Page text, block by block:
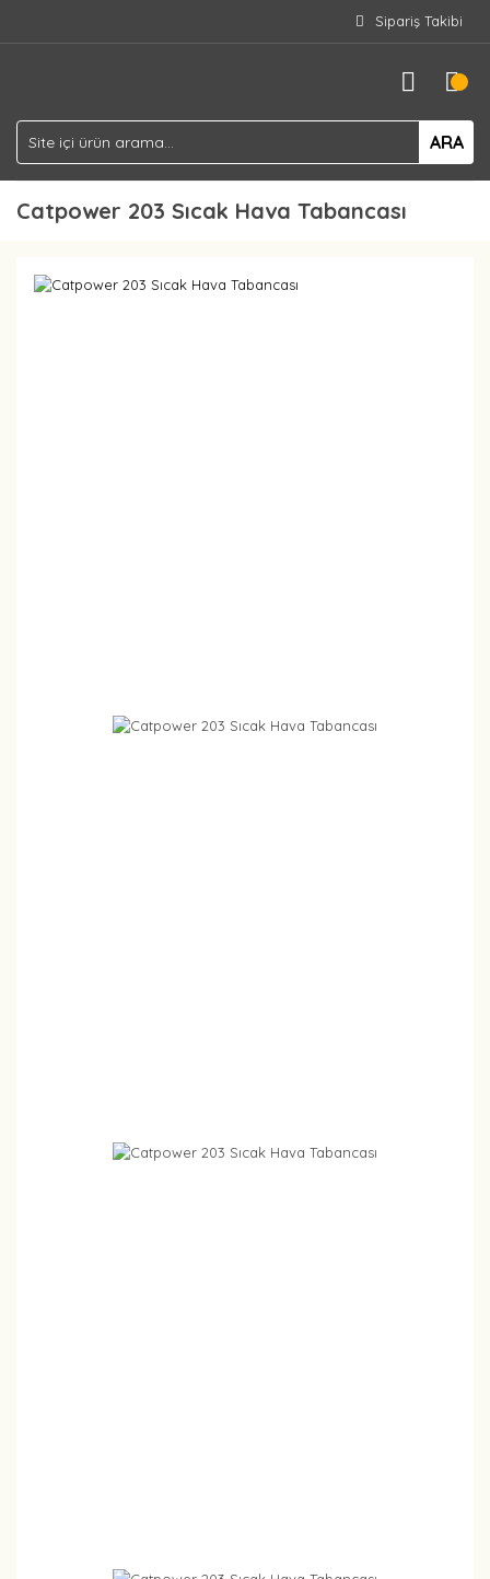
Sipariş Takibi
ARA
Catpower 203 Sıcak Hava Tabancası